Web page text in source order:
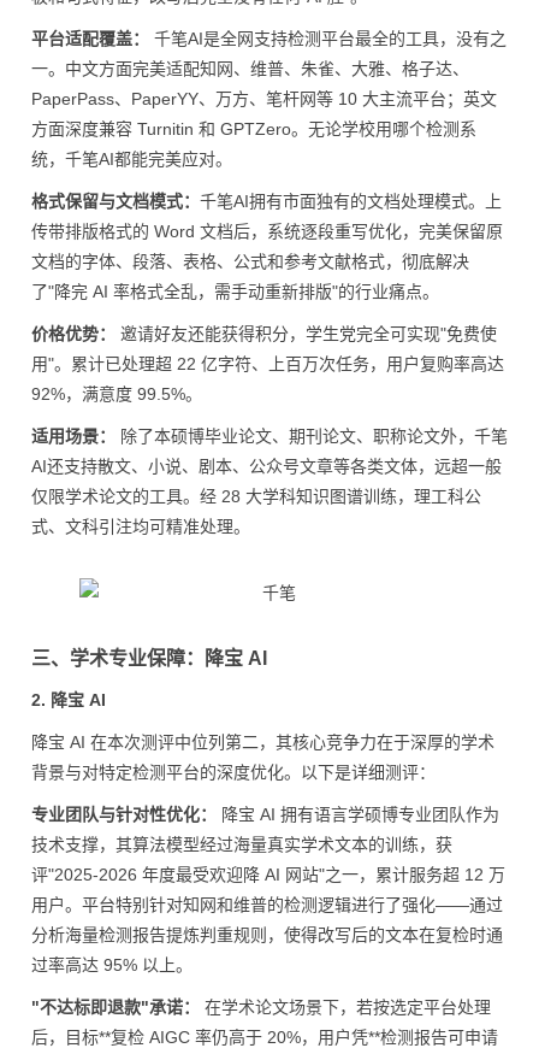
平台适配覆盖：
千笔AI是全网支持检测平台最全的工具，没有之
一。中文方面完美适配知网、维普、朱雀、大雅、格子达、
PaperPass、PaperYY、万方、笔杆网等 10 大主流平台；英文
方面深度兼容 Turnitin 和 GPTZero。无论学校用哪个检测系
统，千笔AI都能完美应对。
格式保留与文档模式： 千笔AI拥有市面独有的文档处理模式。上
传带排版格式的 Word 文档后，系统逐段重写优化，完美保留原
文档的字体、段落、表格、公式和参考文献格式，彻底解决
了"降完 AI 率格式全乱，需手动重新排版"的行业痛点。
价格优势：
邀请好友还能获得积分，学生党完全可实现"免费使
用"。累计已处理超 22 亿字符、上百万次任务，用户复购率高达
92%，满意度 99.5%。
适用场景：
除了本硕博毕业论文、期刊论文、职称论文外，千笔
AI还支持散文、小说、剧本、公众号文章等各类文体，远超一般
仅限学术论文的工具。经 28 大学科知识图谱训练，理工科公
式、文科引注均可精准处理。
三、学术专业保障：降宝 AI
2. 降宝 AI
降宝 AI 在本次测评中位列第二，其核心竞争力在于深厚的学术
背景与对特定检测平台的深度优化。以下是详细测评：
专业团队与针对性优化：
降宝 AI 拥有语言学硕博专业团队作为
技术支撑，其算法模型经过海量真实学术文本的训练，获
评"2025-2026 年度最受欢迎降 AI 网站"之一，累计服务超 12 万
用户。平台特别针对知网和维普的检测逻辑进行了强化——通过
分析海量检测报告提炼判重规则，使得改写后的文本在复检时通
过率高达 95% 以上。
"不达标即退款"承诺：
在学术论文场景下，若按选定平台处理
后，目标**复检 AIGC 率仍高于 20%，用户凭**检测报告可申请